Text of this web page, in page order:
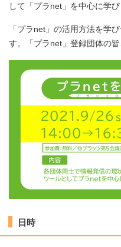
して「プラnet」を中心に学び
「プラnet」の活用方法を学
す。「プラnet」登録団体の
日時